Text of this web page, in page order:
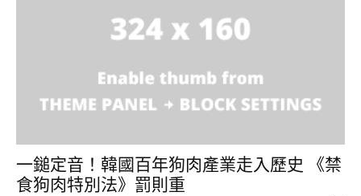
一鎚定音！韓國百年狗肉產業走入歷史 《禁
食狗肉特別法》罰則重